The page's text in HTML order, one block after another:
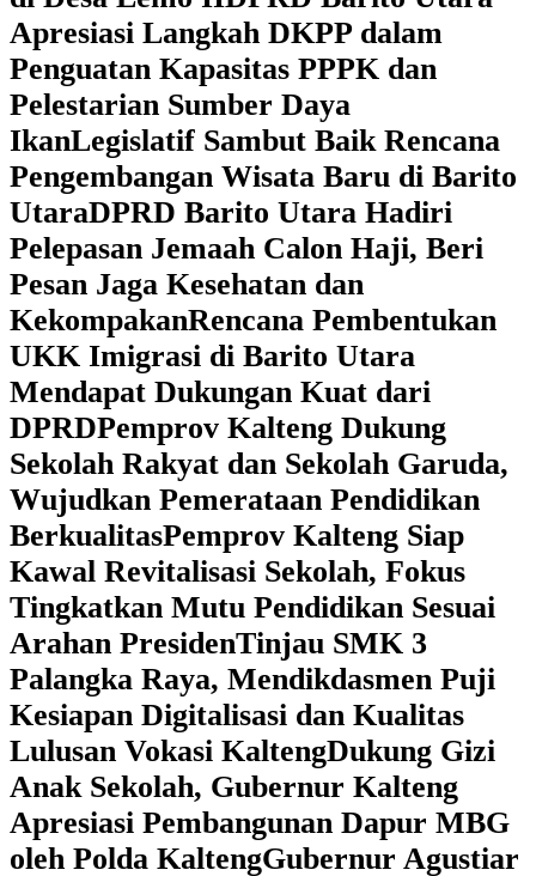
Apresiasi Langkah DKPP dalam
Penguatan Kapasitas PPPK dan
Pelestarian Sumber Daya
IkanLegislatif Sambut Baik Rencana
Pengembangan Wisata Baru di Barito
UtaraDPRD Barito Utara Hadiri
Pelepasan Jemaah Calon Haji, Beri
Pesan Jaga Kesehatan dan
KekompakanRencana Pembentukan
UKK Imigrasi di Barito Utara
Mendapat Dukungan Kuat dari
DPRD‎Pemprov Kalteng Dukung
Sekolah Rakyat dan Sekolah Garuda,
Wujudkan Pemerataan Pendidikan
Berkualitas‎Pemprov Kalteng Siap
Kawal Revitalisasi Sekolah, Fokus
Tingkatkan Mutu Pendidikan Sesuai
Arahan Presiden‎Tinjau SMK 3
Palangka Raya, Mendikdasmen Puji
Kesiapan Digitalisasi dan Kualitas
Lulusan Vokasi Kalteng‎Dukung Gizi
Anak Sekolah, Gubernur Kalteng
Apresiasi Pembangunan Dapur MBG
oleh Polda Kalteng‎Gubernur Agustiar